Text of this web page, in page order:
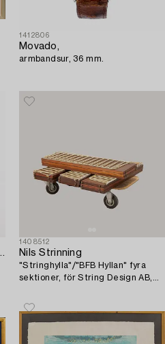
1412806
Movado,
armbandsur, 36 mm.
95) porslin.
1408512
Nils Strinning
"Stringhylla"/"BFB Hyllan" fyra
sektioner, för String Design AB,